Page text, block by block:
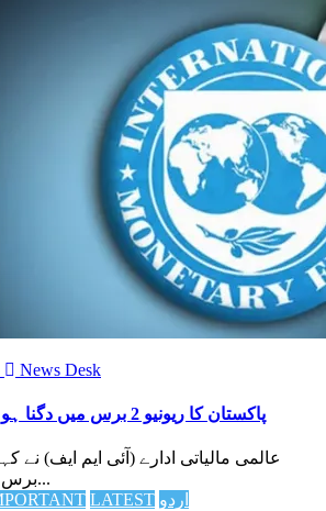
News Desk
پاکستان کا ریونیو 2 برس میں دگنا ہو گیا: آئی ایم ایف
برس میں پاکستان کا...
LATEST اردو